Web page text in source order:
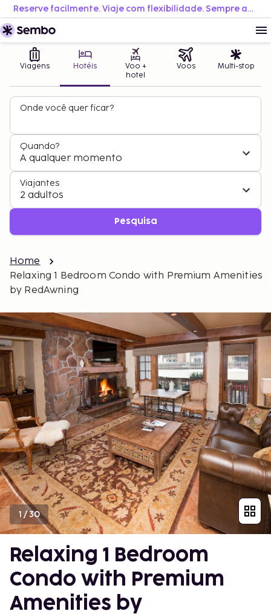
Reserve facilmente. Viaje com flexibilidade. Sempre ao melhor preço.
Viagens Hotéis
Voo +
hotel
Voos Multi-stop
Onde você quer ficar?
Quando?
A qualquer momento
Viajantes
2 adultos
Pesquisa
Home
Relaxing 1 Bedroom Condo with Premium Amenities
by RedAwning
1/30
Relaxing 1 Bedroom
Condo with Premium
Amenities by